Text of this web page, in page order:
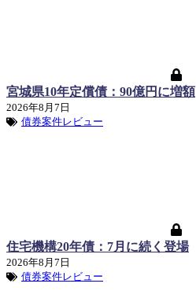
宮城県10年定償債：90億円に増額
2026年8月7日
債券案件レビュー
住宅機構20年債：7月に続く登場
2026年8月7日
債券案件レビュー